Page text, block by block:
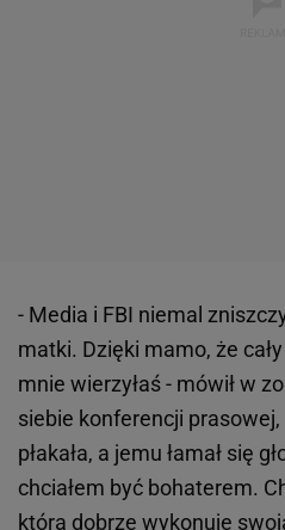
- Media i FBI niemal
matki. Dzięki mamo, że
mnie wierzyłaś - mówił w
siebie konferencji
płakała, a jemu łamał się
chciałem być bohaterem.
która dobrze wykonuje